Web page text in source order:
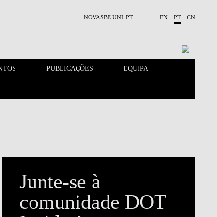
NOVASBE.UNL.PT EN PT CN
PUBLICAÇÕES EQUIPA
EVENTOS
Junte-se à
comunidade DOT